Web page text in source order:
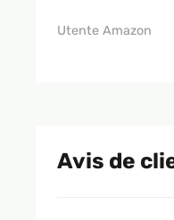
Utente Amazon
Avis de